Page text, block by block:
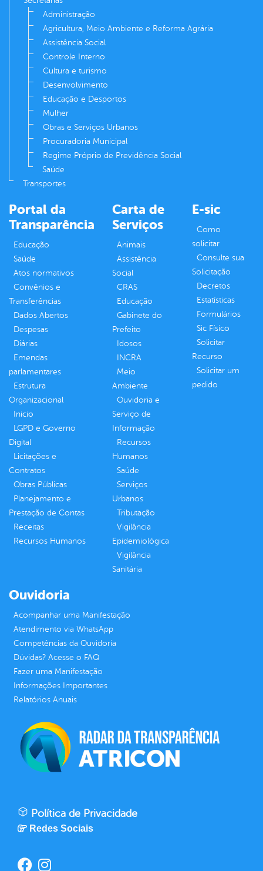
Administração
Agricultura, Meio Ambiente e Reforma Agrária
Assistência Social
Controle Interno
Cultura e turismo
Desenvolvimento
Educação e Desportos
Mulher
Obras e Serviços Urbanos
Procuradoria Municipal
Regime Próprio de Previdência Social
Saúde
Transportes
Portal da
Transparência
Educação
Saúde
Atos normativos
Convênios e
Transferências
Dados Abertos
Despesas
Diárias
Emendas
parlamentares
Estrutura
Organizacional
Inicio
LGPD e Governo
Digital
Licitações e
Contratos
Obras Públicas
Planejamento e
Prestação de Contas
Receitas
Recursos Humanos
Carta de
Serviços
Animais
Assistência
Social
CRAS
Educação
Gabinete do
Prefeito
Idosos
INCRA
Meio
Ambiente
Ouvidoria e
Serviço de
Informação
Recursos
Humanos
Saúde
Serviços
Urbanos
Tributação
Vigilância
Epidemiológica
Vigilância
Sanitária
E-sic
Como
solicitar
Consulte sua
Solicitação
Decretos
Estatísticas
Formulários
Sic Físico
Solicitar
Recurso
Solicitar um
pedido
Ouvidoria
Acompanhar uma Manifestação
Atendimento via WhatsApp
Competências da Ouvidoria
Dúvidas? Acesse o FAQ
Fazer uma Manifestação
Informações Importantes
Relatórios Anuais
Política de Privacidade
Redes Sociais